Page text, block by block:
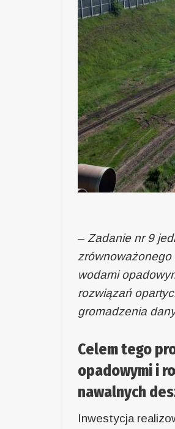
– Zadanie nr 9
wodami
rozwiązań
gromadzenia
Celem tego
opadowymi i
nawalnych
Inwestycja